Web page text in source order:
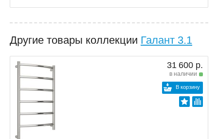
Другие товары коллекции Галант 3.1
31 600 р.
в наличии
В корзину